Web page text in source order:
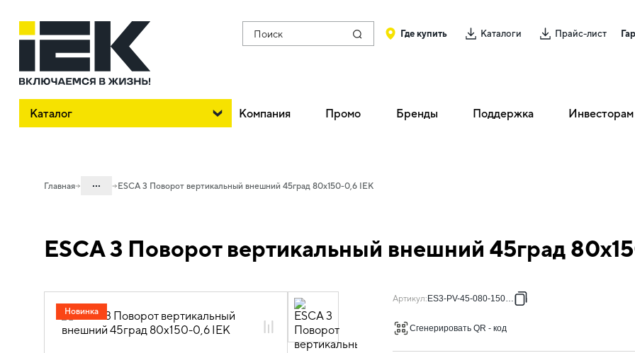
Поиск Где купить Каталоги Прайс-лист
Каталог Компания Промо Бренды Поддержка Инвесторам
Главная ...
05. Системы для прокладки кабеля
05.04 Кабельные лотки и аксессуары
05.04.04.03 Аксессуары для лотков
листовых ESCA
ESCA 3 Поворот вертикальный внешний 45град 80х150-0,6 IEK
ESCA 3 Поворот вертикальный внешний 45град
Новинка
Артикул: ES3-PV-45-080-150-06
Сгенерировать QR - код